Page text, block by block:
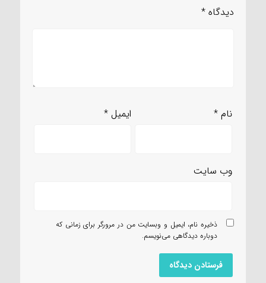
دیدگاه *
نام* ایمیل*
وب‌ سایت
ذخیره نام، ایمیل و وبسایت من در مرورگر برای زمانی که
دوباره دیدگاهی می‌نویسم.